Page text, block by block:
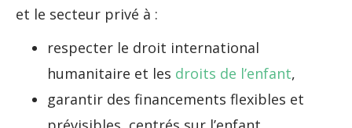
et le secteur privé à :
respecter le droit international
humanitaire et les droits de l’enfant,
garantir des financements flexibles et